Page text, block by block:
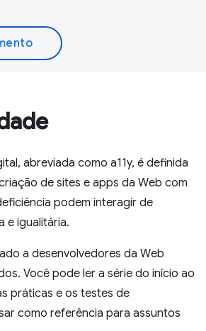
abreviada como a11y, é definida
de sites e apps da Web com
podem interagir de
e igualitária.
a desenvolvedores da Web
Você pode ler a série do início ao
práticas e os testes de
como referência para assuntos